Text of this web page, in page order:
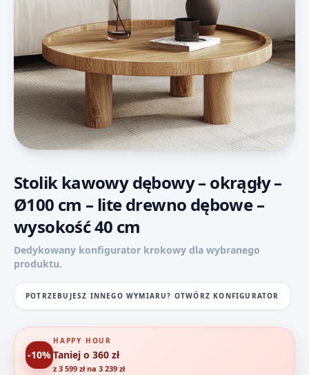
Stolik kawowy dębowy – okrągły –
Ø100 cm – lite drewno dębowe –
wysokość 40 cm
Dedykowany konfigurator krokowy dla wybranego
produktu.
POTRZEBUJESZ INNEGO WYMIARU? OTWÓRZ KONFIGURATOR
-10%
HAPPY HOUR
Taniej o 360 zł
z 3 599 zł na 3 239 zł